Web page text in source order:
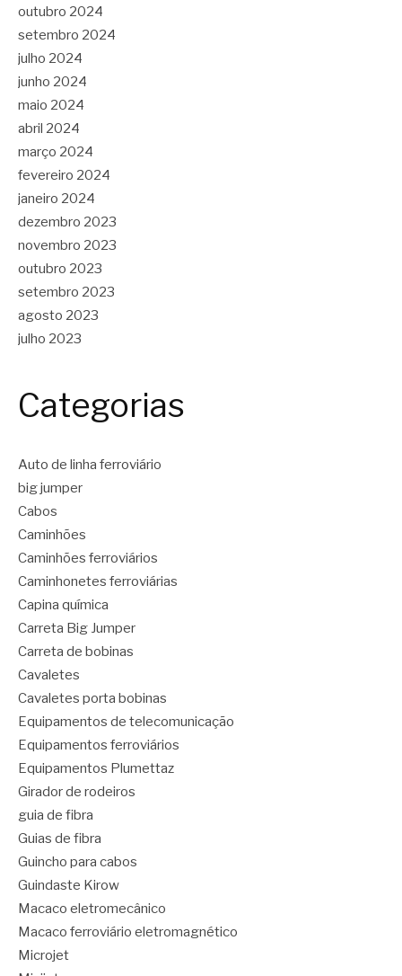
outubro 2024
setembro 2024
julho 2024
junho 2024
maio 2024
abril 2024
março 2024
fevereiro 2024
janeiro 2024
dezembro 2023
novembro 2023
outubro 2023
setembro 2023
agosto 2023
julho 2023
Categorias
Auto de linha ferroviário
big jumper
Cabos
Caminhões
Caminhões ferroviários
Caminhonetes ferroviárias
Capina química
Carreta Big Jumper
Carreta de bobinas
Cavaletes
Cavaletes porta bobinas
Equipamentos de telecomunicação
Equipamentos ferroviários
Equipamentos Plumettaz
Girador de rodeiros
guia de fibra
Guias de fibra
Guincho para cabos
Guindaste Kirow
Macaco eletromecânico
Macaco ferroviário eletromagnético
Microjet